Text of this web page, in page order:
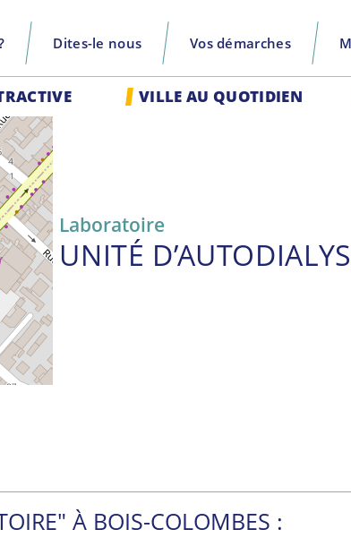
Dites-le nous Vos démarches
recherche
VILLE AU QUOTIDIEN
Laboratoire
UNITÉ
À BOIS-COLOMBES :